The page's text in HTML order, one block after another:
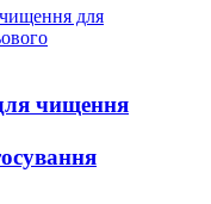
чищення